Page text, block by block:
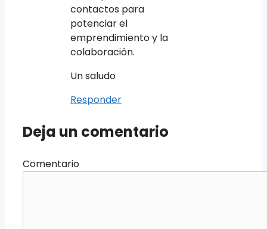
contactos para
potenciar el
emprendimiento y la
colaboración.
Un saludo
Responder
Deja un comentario
Comentario